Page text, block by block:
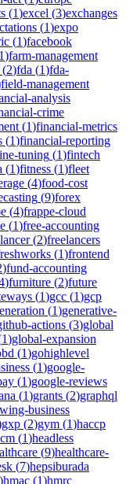
(1)excel (3)exchanges
(1)expo
(1)facebook
1)farm-management
(2)fda (1)fda-
field-management
analysis
crime
(1)financial-metrics
(1)financial-reporting
tuning (1)fintech
(1)fitness (1)fleet
(4)food-cost
(9)forex
(4)frappe-cloud
(1)free-accounting
(2)freelancers
(1)frontend
)fund-accounting
)furniture (2)future
(1)gcc (1)gcp
(1)generative-
actions (3)global
1)global-expansion
(1)gohighlevel
(1)google-
(1)google-reviews
(1)grants (2)graphql
business
gxp (2)gym (1)haccp
(1)headless
(9)healthcare-
(7)hepsiburada
)hmac (1)hmrc